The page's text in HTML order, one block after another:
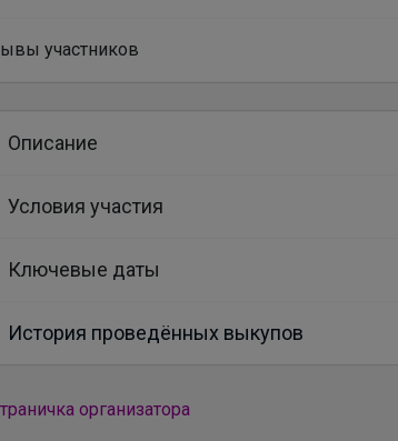
участников
Описание
Условия участия
Ключевые даты
История проведённых выкупов
организатора